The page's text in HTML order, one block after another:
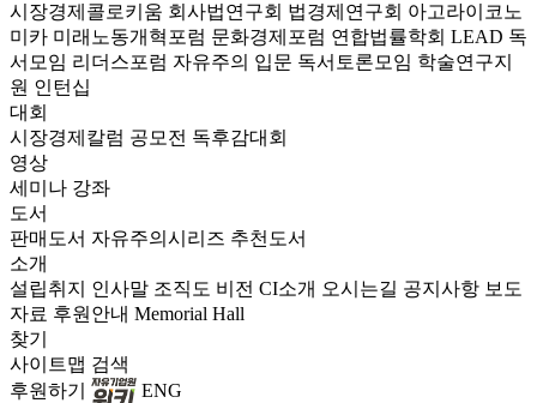
시장경제콜로키움 회사법연구회 법경제연구회 아고라이코노
미카 미래노동개혁포럼 문화경제포럼 연합법률학회 LEAD 독
서모임 리더스포럼 자유주의 입문 독서토론모임 학술연구지
원 인턴십
대회
시장경제칼럼 공모전 독후감대회
영상
세미나 강좌
도서
판매도서 자유주의시리즈 추천도서
소개
설립취지 인사말 조직도 비전 CI소개 오시는길 공지사항 보도
자료 후원안내 Memorial Hall
찾기
사이트맵 검색
후원하기
ENG